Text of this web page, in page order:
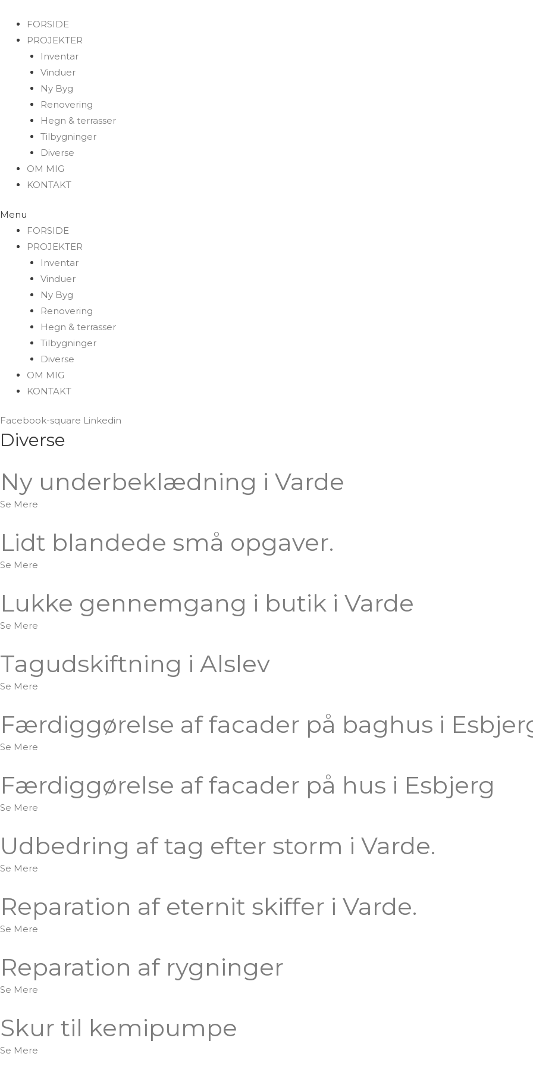
FORSIDE
PROJEKTER
Inventar
Vinduer
Ny Byg
Renovering
Hegn & terrasser
Tilbygninger
Diverse
OM MIG
KONTAKT
Menu
FORSIDE
PROJEKTER
Inventar
Vinduer
Ny Byg
Renovering
Hegn & terrasser
Tilbygninger
Diverse
OM MIG
KONTAKT
Facebook-square Linkedin
Diverse
Ny underbeklædning i Varde
Se Mere
Lidt blandede små opgaver.
Se Mere
Lukke gennemgang i butik i Varde
Se Mere
Tagudskiftning i Alslev
Se Mere
Færdiggørelse af facader på baghus i
Se Mere
Færdiggørelse af facader på hus i Esbjerg
Se Mere
Udbedring af tag efter storm i Varde.
Se Mere
Reparation af eternit skiffer i Varde.
Se Mere
Reparation af rygninger
Se Mere
Skur til kemipumpe
Se Mere